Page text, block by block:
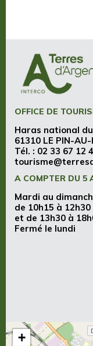
OFFICE DE
Haras national
61310 LE PIN-AU-
Tél. : 02 33 67 12
A COMPTER DU 5
Mardi au
de 10h15 à 12h30
et de 13h30 à
Fermé le lundi
+